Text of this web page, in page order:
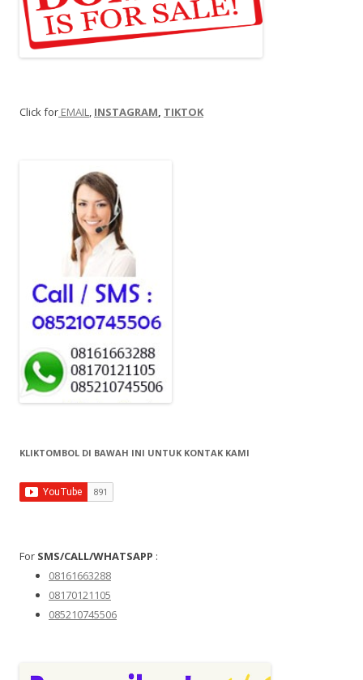
Click for EMAIL, INSTAGRAM, TIKTOK
KLIKTOMBOL DI BAWAH INI UNTUK KONTAK KAMI
For SMS/CALL/WHATSAPP :
08161663288
08170121105
085210745506